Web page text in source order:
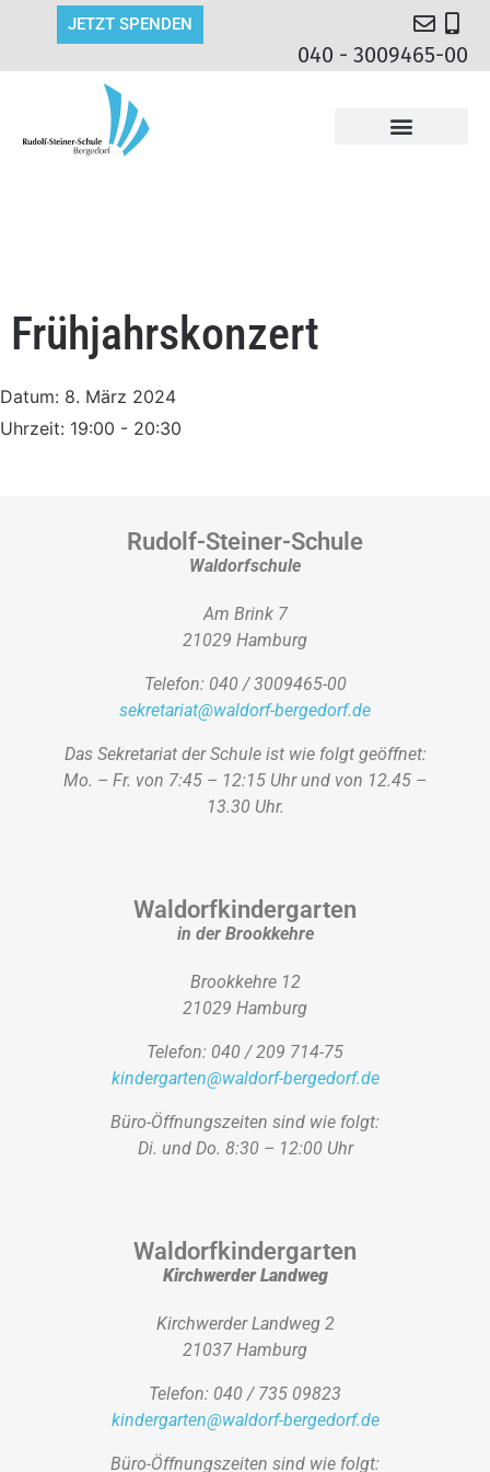
JETZT SPENDEN
040 - 3009465-00
Frühjahrskonzert
Datum: 8. März 2024
Uhrzeit: 19:00 - 20:30
Rudolf-Steiner-Schule
Waldorfschule
Am Brink 7
21029 Hamburg
Telefon: 040 / 3009465-00
sekretariat@waldorf-bergedorf.de
Das Sekretariat der Schule ist wie folgt geöffnet:
Mo. – Fr. von 7:45 – 12:15 Uhr und von 12.45 –
13.30 Uhr.
Waldorfkindergarten
in der Brookkehre
Brookkehre 12
21029 Hamburg
Telefon: 040 / 209 714-75
kindergarten@waldorf-bergedorf.de
Büro-Öffnungszeiten sind wie folgt:
Di. und Do. 8:30 – 12:00 Uhr
Waldorfkindergarten
Kirchwerder Landweg
Kirchwerder Landweg 2
21037 Hamburg
Telefon: 040 / 735 09823
kindergarten@waldorf-bergedorf.de
Büro-Öffnungszeiten sind wie folgt: